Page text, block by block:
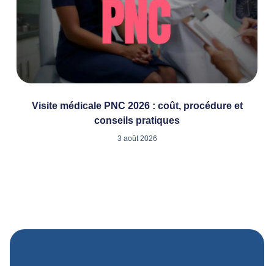
Visite médicale PNC 2026 : coût, procédure et
conseils pratiques
3 août 2026